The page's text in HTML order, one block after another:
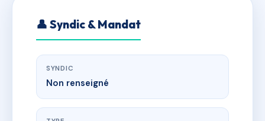
👤 Syndic & Mandat
SYNDIC
Non renseigné